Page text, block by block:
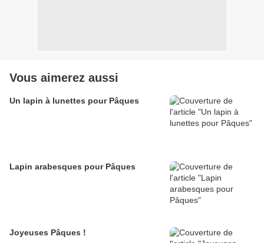
Vous aimerez aussi
Un lapin à lunettes pour Pâques
Lapin arabesques pour Pâques
Joyeuses Pâques !